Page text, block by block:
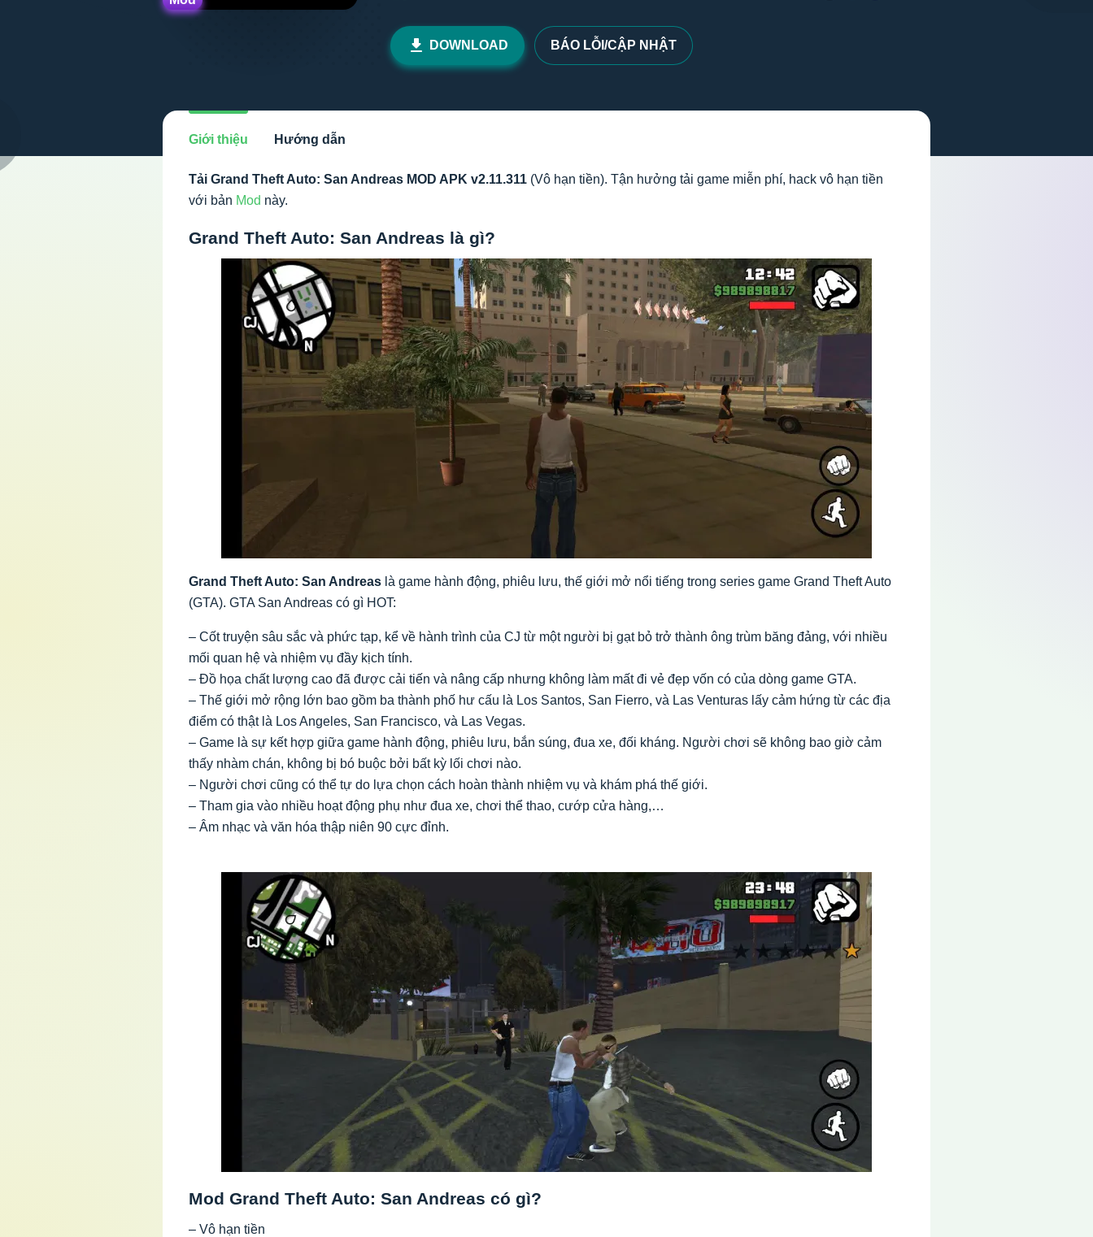
DOWNLOAD BÁO LỖI/CẬP NHẬT
Giới thiệu Hướng dẫn
Tải Grand Theft Auto: San Andreas MOD APK v2.11.311 (Vô hạn tiền). Tận hưởng tải game miễn phí, hack vô hạn tiền
với bản Mod này.
Grand Theft Auto: San Andreas là gì?
Grand Theft Auto: San Andreas là game hành động, phiêu lưu, thế giới mở nổi tiếng trong series game Grand Theft Auto
(GTA). GTA San Andreas có gì HOT:
– Cốt truyện sâu sắc và phức tạp, kể về hành trình của CJ từ một người bị gạt bỏ trở thành ông trùm băng đảng, với nhiều
mối quan hệ và nhiệm vụ đầy kịch tính.
– Đồ họa chất lượng cao đã được cải tiến và nâng cấp nhưng không làm mất đi vẻ đẹp vốn có của dòng game GTA.
– Thế giới mở rộng lớn bao gồm ba thành phố hư cấu là Los Santos, San Fierro, và Las Venturas lấy cảm hứng từ các địa
điểm có thật là Los Angeles, San Francisco, và Las Vegas.
– Game là sự kết hợp giữa game hành động, phiêu lưu, bắn súng, đua xe, đối kháng. Người chơi sẽ không bao giờ cảm
thấy nhàm chán, không bị bó buộc bởi bất kỳ lối chơi nào.
– Người chơi cũng có thể tự do lựa chọn cách hoàn thành nhiệm vụ và khám phá thế giới.
– Tham gia vào nhiều hoạt động phụ như đua xe, chơi thể thao, cướp cửa hàng,…
– Âm nhạc và văn hóa thập niên 90 cực đỉnh.
Mod Grand Theft Auto: San Andreas có gì?
– Vô hạn tiền